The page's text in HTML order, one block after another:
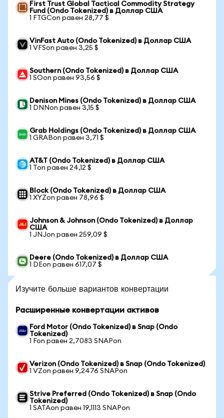
First Trust Global Tactical Commodity Strategy
Fund (Ondo Tokenized) в Доллар США
1 FTGCon равен 28,77 $
VinFast Auto (Ondo Tokenized) в Доллар США
1 VFSon равен 3,25 $
Southern (Ondo Tokenized) в Доллар США
1 SOon равен 93,56 $
Denison Mines (Ondo Tokenized) в Доллар США
1 DNNon равен 3,15 $
Grab Holdings (Ondo Tokenized) в Доллар США
1 GRABon равен 3,71 $
AT&T (Ondo Tokenized) в Доллар США
1 Ton равен 24,12 $
Block (Ondo Tokenized) в Доллар США
1 XYZon равен 78,96 $
Johnson & Johnson (Ondo Tokenized) в Доллар
США
1 JNJon равен 259,09 $
Deere (Ondo Tokenized) в Доллар США
1 DEon равен 617,07 $
Изучите больше вариантов конвертации
Расширенные конвертации активов
Ford Motor (Ondo Tokenized) в Snap (Ondo
Tokenized)
1 Fon равен 2,7083 SNAPon
Verizon (Ondo Tokenized) в Snap (Ondo Tokenized)
1 VZon равен 9,2476 SNAPon
Strive Preferred (Ondo Tokenized) в Snap (Ondo
Tokenized)
1 SATAon равен 19,1113 SNAPon